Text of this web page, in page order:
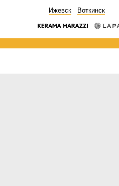
Ижевск Воткинск